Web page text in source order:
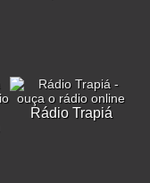
Rádio Trapiá